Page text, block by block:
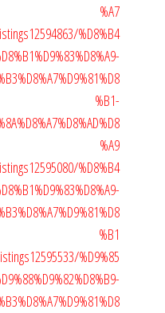
%A7
%D8%B4
%B1-
%A9
%D8%B4
%B1
%D9%85